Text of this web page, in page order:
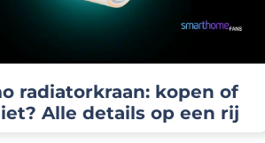
radiatorkraan: kopen of
Alle details op een rij